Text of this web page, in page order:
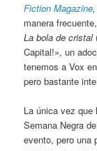
Fiction Magazine
manera
La bola de cristal
Capital!», un
tenemos a Vox
pero bastante
La única vez
Semana Negra
evento, pero una